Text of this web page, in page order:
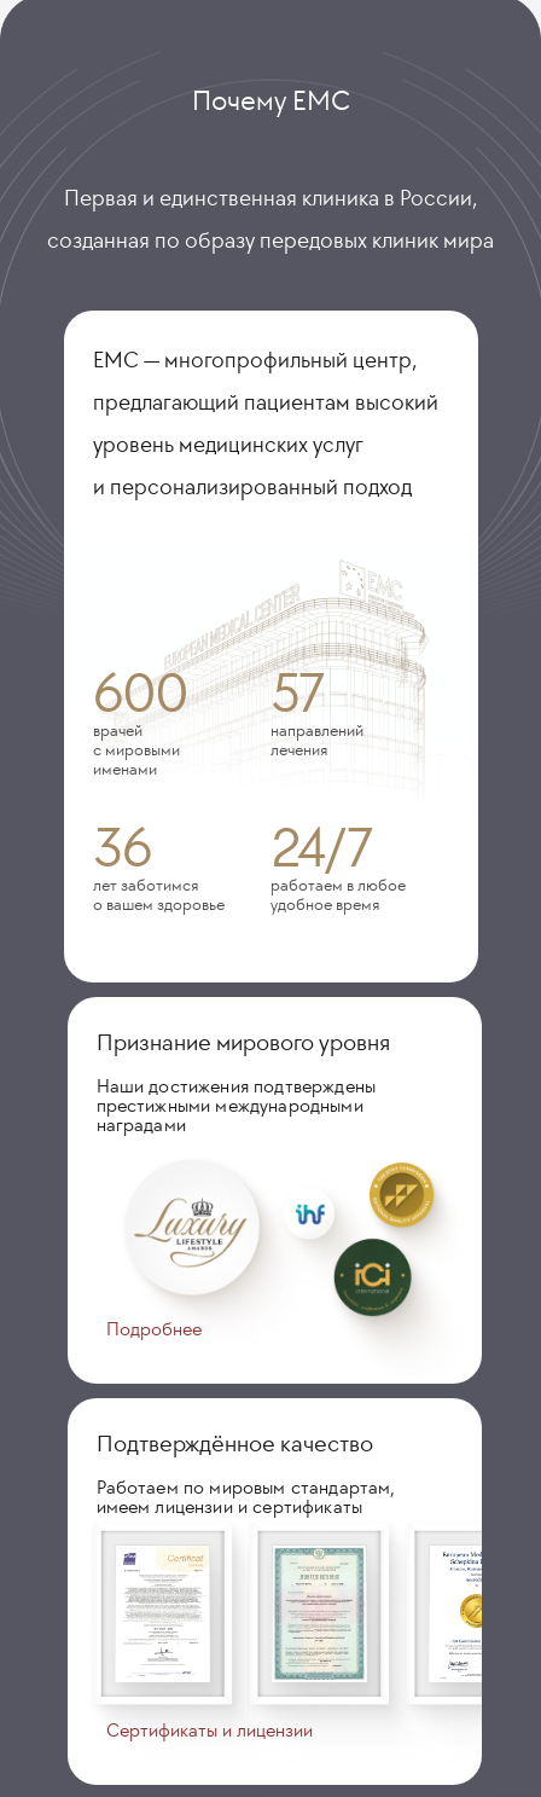
Почему ЕМС
Первая и единственная клиника в России,
созданная по образу передовых клиник мира
ЕМС — многопрофильный центр,
предлагающий пациентам высокий
уровень медицинских услуг
и персонализированный подход
600
врачей
с мировыми
именами
57
направлений
лечения
36
лет заботимся
о вашем здоровье
24/7
работаем в любое
удобное время
Признание мирового уровня
Наши достижения подтверждены
престижными международными
наградами
Подробнее
Подтверждённое качество
Работаем по мировым стандартам,
имеем лицензии и сертификаты
Сертификаты и лицензии